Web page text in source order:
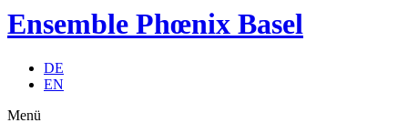
Ensemble Phœnix Basel
DE
EN
Menü